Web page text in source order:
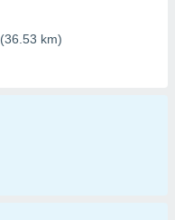
(36.53 km)